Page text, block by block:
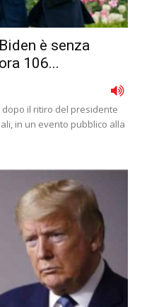
è senza
106...
il ritiro del presidente
in un evento pubblico alla